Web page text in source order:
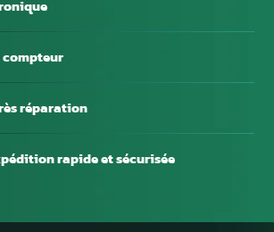
réparation
rapide et sécurisée